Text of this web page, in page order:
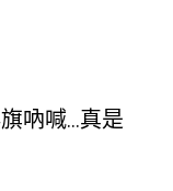
吶喊...真是